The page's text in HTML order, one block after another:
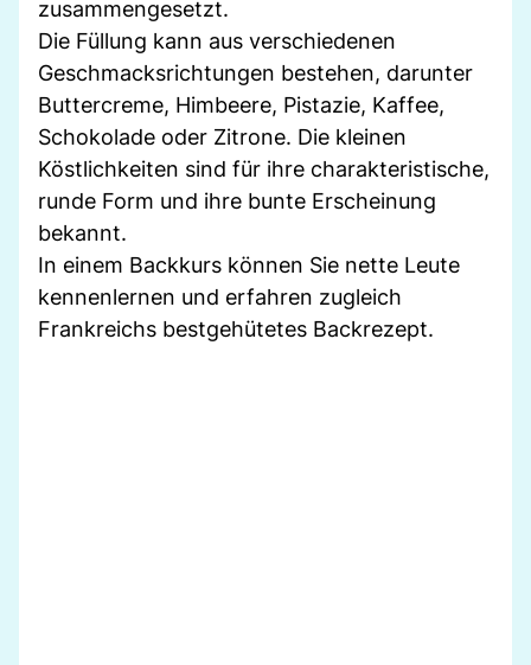
zusammengesetzt.
Die Füllung kann aus verschiedenen
Geschmacksrichtungen bestehen, darunter
Buttercreme, Himbeere, Pistazie, Kaffee,
Schokolade oder Zitrone. Die kleinen
Köstlichkeiten sind für ihre charakteristische,
runde Form und ihre bunte Erscheinung
bekannt.
In einem Backkurs können Sie nette Leute
kennenlernen und erfahren zugleich
Frankreichs bestgehütetes Backrezept.